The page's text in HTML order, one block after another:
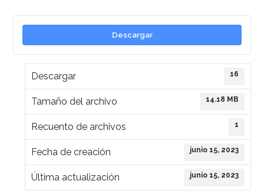
Descargar
Descargar 16
Tamaño del archivo 14.18 MB
Recuento de archivos 1
Fecha de creación junio 15, 2023
Última actualización junio 15, 2023